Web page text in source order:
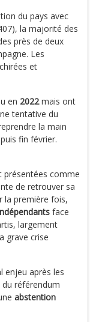
du pays avec
la majorité des
près de deux
Les
et
en 2022mais ont
tentative du
la main
fin février.
présentées comme
de retrouver sa
la première fois,
face
largement
grave crise
enjeu après les
référendum
abstention